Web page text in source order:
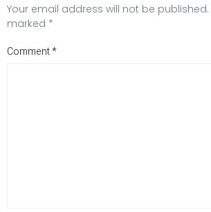
Your email address will not be published.
marked *
Comment*